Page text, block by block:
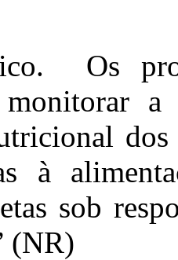
Os
a
dos
à
sob
(NR)